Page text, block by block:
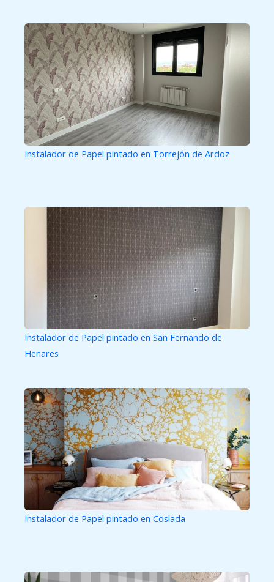
Instalador de Papel pintado en Torrejón de Ardoz
Instalador de Papel pintado en San Fernando de
Henares
Instalador de Papel pintado en Coslada